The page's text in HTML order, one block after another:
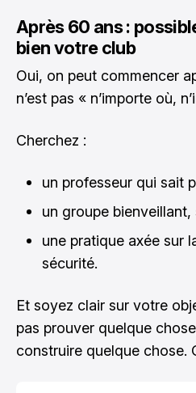
Après 60 ans :
bien votre club
Oui, on peut commencer
n’est pas « n’importe où,
Cherchez :
un professeur qui sait
un groupe
une pratique axée sur
sécurité.
Et soyez clair sur votre
pas prouver quelque
construire quelque chose.